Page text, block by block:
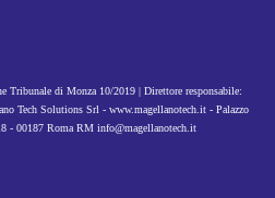
Tribunale di Monza 10/2019 | Direttore responsabile:
Tech Solutions Srl - www.magellanotech.it - Palazzo
- 00187 Roma RM info@magellanotech.it